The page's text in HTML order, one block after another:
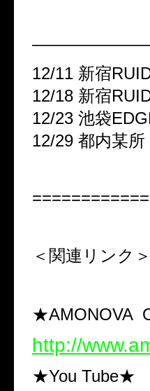
12/11 新宿
12/18 新宿
12/23 池袋
12/29 都内某所
＜関連リンク＞
★AMONOVA
http://
★You Tube★